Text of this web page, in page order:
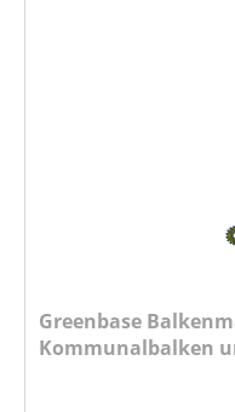
Greenbase
Kommunalbalken